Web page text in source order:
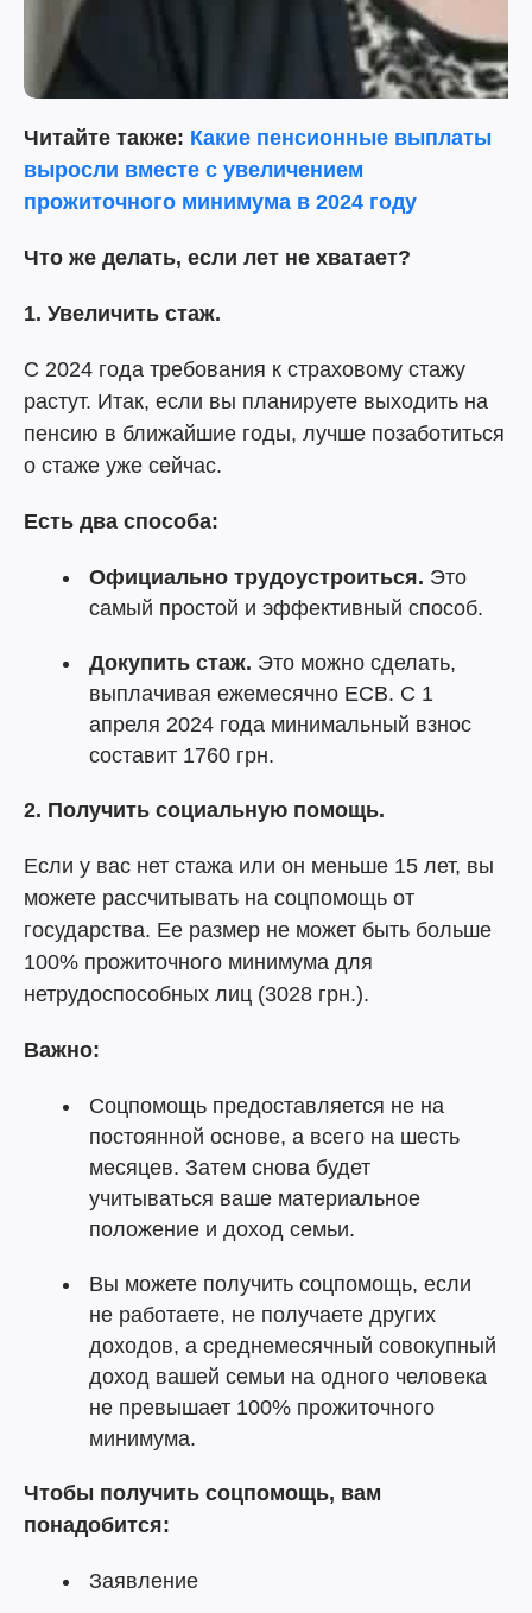
Читайте также: Какие пенсионные выплаты
выросли вместе с увеличением
прожиточного минимума в 2024 году
Что же делать, если лет не хватает?
1. Увеличить стаж.
С 2024 года требования к страховому стажу
растут. Итак, если вы планируете выходить на
пенсию в ближайшие годы, лучше позаботиться
о стаже уже сейчас.
Есть два способа:
Официально трудоустроиться. Это
самый простой и эффективный способ.
Докупить стаж. Это можно сделать,
выплачивая ежемесячно ЕСВ. С 1
апреля 2024 года минимальный взнос
составит 1760 грн.
2. Получить социальную помощь.
Если у вас нет стажа или он меньше 15 лет, вы
можете рассчитывать на соцпомощь от
государства. Ее размер не может быть больше
100% прожиточного минимума для
нетрудоспособных лиц (3028 грн.).
Важно:
Соцпомощь предоставляется не на
постоянной основе, а всего на шесть
месяцев. Затем снова будет
учитываться ваше материальное
положение и доход семьи.
Вы можете получить соцпомощь, если
не работаете, не получаете других
доходов, а среднемесячный совокупный
доход вашей семьи на одного человека
не превышает 100% прожиточного
минимума.
Чтобы получить соцпомощь, вам
понадобится:
Заявление